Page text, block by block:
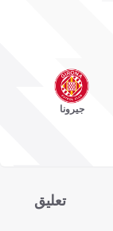
جيرونا
تعليق